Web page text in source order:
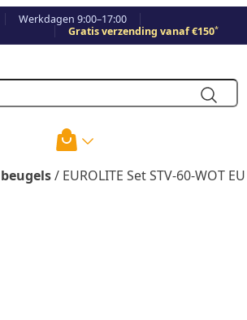
Werkdagen 9:00–17:00
Gratis verzending vanaf €150*
/ EUROLITE Set STV-60-WOT